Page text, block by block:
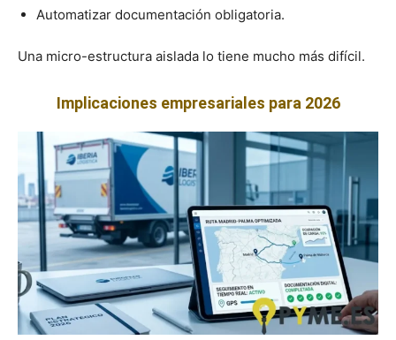
Automatizar documentación obligatoria.
Una micro-estructura aislada lo tiene mucho más difícil.
Implicaciones empresariales para 2026